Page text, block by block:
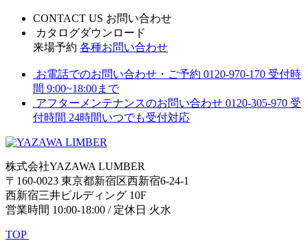
CONTACT US お問い合わせ
カタログダウンロード
来場予約 各種お問い合わせ
お電話でのお問い合わせ・ご予約 0120-970-170 受付時
間 9:00~18:00まで
アフターメンテナンスのお問い合わせ 0120-305-970 受
付時間 24時間いつでも受付対応
株式会社YAZAWA LUMBER
〒160-0023 東京都新宿区西新宿6-24-1
西新宿三井ビルディング 10F
営業時間 10:00-18:00 / 定休日 火水
TOP